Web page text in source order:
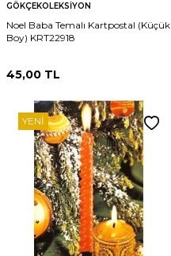
GÖKÇEKOLEKSIYON
Noel Baba Temalı Kartpostal (Küçük
Boy) KRT22918
45,00 TL
YENI